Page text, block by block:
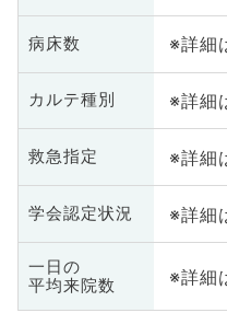
病床数 ※詳細
カルテ種別 ※詳細
救急指定 ※詳細
学会認定状況 ※詳細
一日の
平均来院数
※詳細